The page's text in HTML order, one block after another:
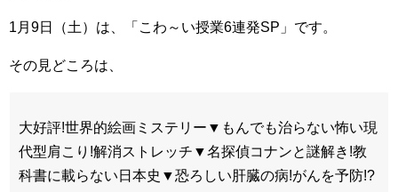
1月9日（土）は、「こわ～い授業6連発SP」です。
その見どころは、
大好評!世界的絵画ミステリー▼もんでも治らない怖い現
代型肩こり!解消ストレッチ▼名探偵コナンと謎解き!教
科書に載らない日本史▼恐ろしい肝臓の病!がんを予防!?